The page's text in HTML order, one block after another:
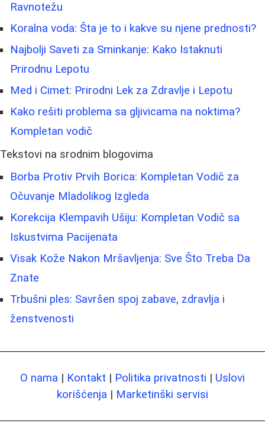
Ravnotežu
Koralna voda: Šta je to i kakve su njene prednosti?
Najbolji Saveti za Sminkanje: Kako Istaknuti
Prirodnu Lepotu
Med i Cimet: Prirodni Lek za Zdravlje i Lepotu
Kako rešiti problema sa gljivicama na noktima?
Kompletan vodič
Tekstovi na srodnim blogovima
Borba Protiv Prvih Borica: Kompletan Vodič za
Očuvanje Mladolikog Izgleda
Korekcija Klempavih Ušiju: Kompletan Vodič sa
Iskustvima Pacijenata
Visak Kože Nakon Mršavljenja: Sve Što Treba Da
Znate
Trbušni ples: Savršen spoj zabave, zdravlja i
ženstvenosti
O nama | Kontakt | Politika privatnosti | Uslovi
korišćenja | Marketinški servisi